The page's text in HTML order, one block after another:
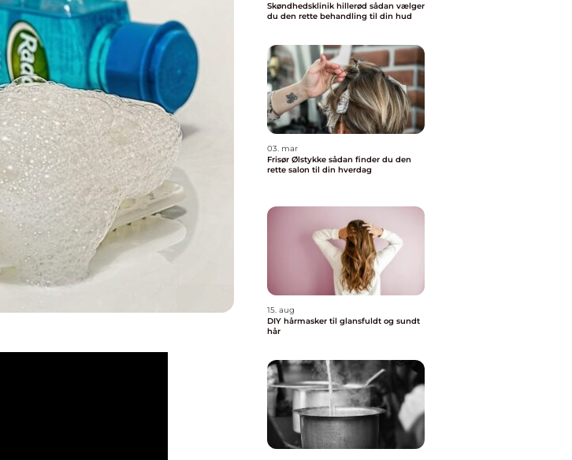
Skøndhedsklinik hillerød sådan vælger
du den rette behandling til din hud
03. mar
Frisør Ølstykke sådan finder du den
rette salon til din hverdag
15. aug
DIY hårmasker til glansfuldt og sundt
hår